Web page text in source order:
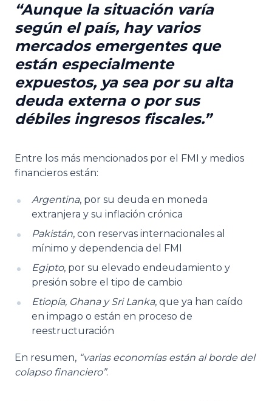
Aunque la situación varía
según el país, hay varios
mercados emergentes que
están especialmente
expuestos, ya sea por su alta
deuda externa o por sus
débiles ingresos fiscales.
Entre los más mencionados por el FMI y medios
financieros están:
Argentina, por su deuda en moneda
extranjera y su inflación crónica
Pakistán, con reservas internacionales al
mínimo y dependencia del FMI
Egipto, por su elevado endeudamiento y
presión sobre el tipo de cambio
Etiopía, Ghana y Sri Lanka, que ya han caído
en impago o están en proceso de
reestructuración
En resumen, “varias economías están al borde del
colapso financiero”.